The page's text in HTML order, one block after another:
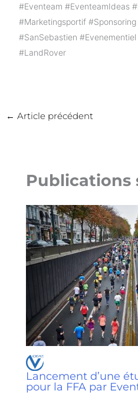
#Eventeam #EventeamIdeas
#Marketingsportif #Sponsoring
#SanSebastien #Evenementiel
#LandRover
← Article précédent
Publications
Lancement d’une
pour la FFA par